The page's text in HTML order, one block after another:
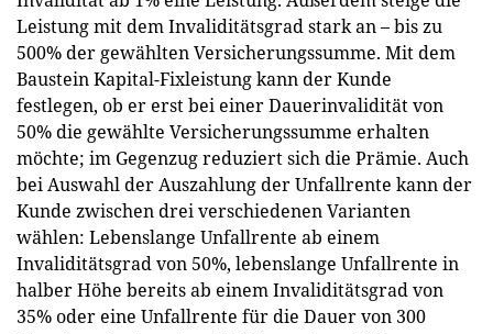
Leistung mit dem Invaliditätsgrad stark an – bis zu
500% der gewählten Versicherungssumme. Mit dem
Baustein Kapital-Fixleistung kann der Kunde
festlegen, ob er erst bei einer Dauerinvalidität von
50% die gewählte Versicherungssumme erhalten
möchte; im Gegenzug reduziert sich die Prämie. Auch
bei Auswahl der Auszahlung der Unfallrente kann der
Kunde zwischen drei verschiedenen Varianten
wählen: Lebenslange Unfallrente ab einem
Invaliditätsgrad von 50%, lebenslange Unfallrente in
halber Höhe bereits ab einem Invaliditätsgrad von
35% oder eine Unfallrente für die Dauer von 300